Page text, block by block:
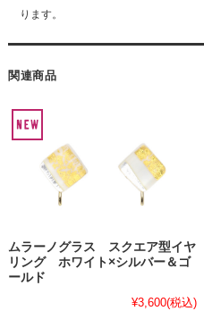
ります。
関連商品
ムラーノグラス スクエア型イヤ
リング ホワイト×シルバー＆ゴ
ールド
¥3,600(税込)